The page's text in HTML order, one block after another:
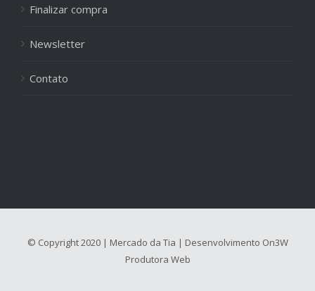
Finalizar compra
Newsletter
Contato
© Copyright 2020 | Mercado da Tia | Desenvolvimento On3W
Produtora Web